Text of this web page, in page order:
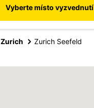
Vyberte místo vyzvednutí
Zurich Zurich Seefeld